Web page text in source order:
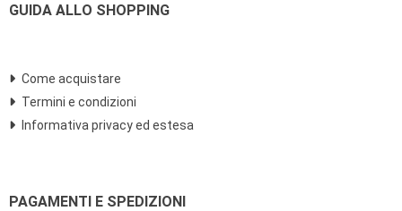
GUIDA ALLO SHOPPING
Come acquistare
Termini e condizioni
Informativa privacy ed estesa
PAGAMENTI E SPEDIZIONI